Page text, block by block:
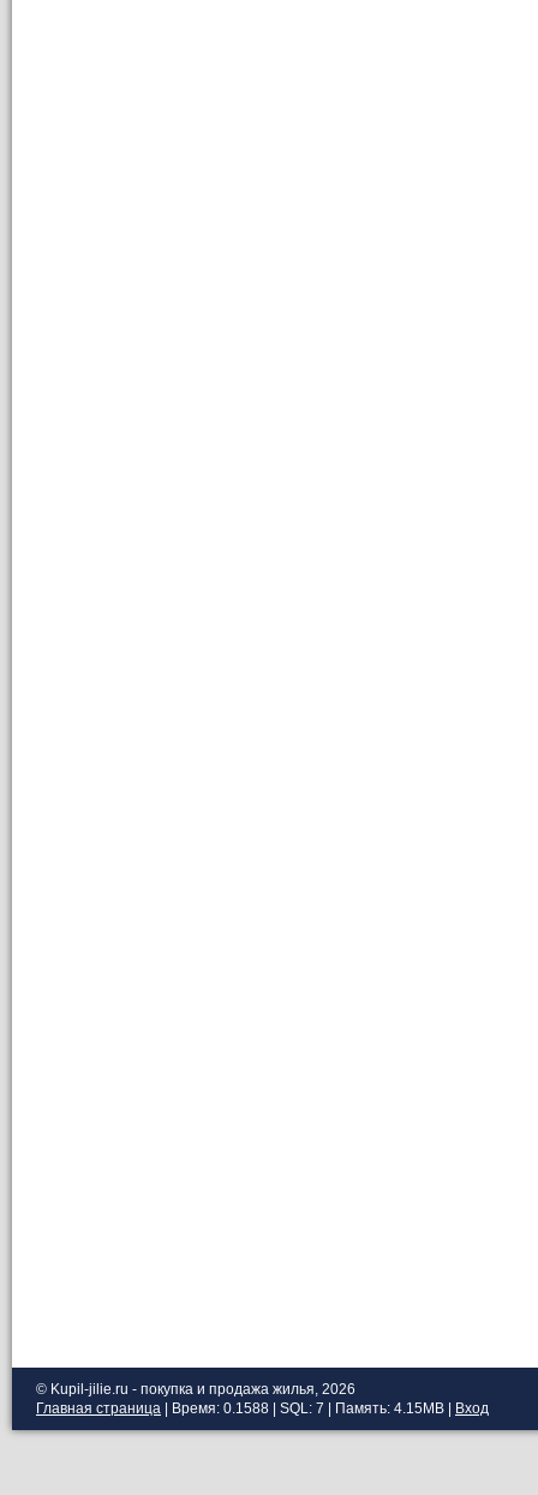
© Kupil-jilie.ru - покупка и продажа жилья, 2026
Главная страница | Время: 0.1588 | SQL: 7 | Память: 4.15MB Вход